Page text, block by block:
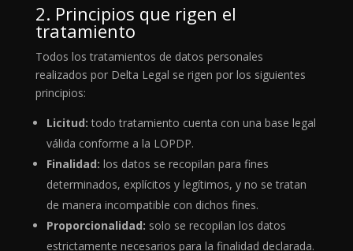
2. Principios que rigen el
tratamiento
Todos los tratamientos de datos personales
realizados por Delta Legal se rigen por los siguientes
principios:
Licitud: todo tratamiento cuenta con una base legal
válida conforme a la LOPDP.
Finalidad: los datos se recopilan para fines
determinados, explícitos y legítimos, y no se tratan
de manera incompatible con dichos fines.
Proporcionalidad: solo se recopilan los datos
estrictamente necesarios para la finalidad declarada.